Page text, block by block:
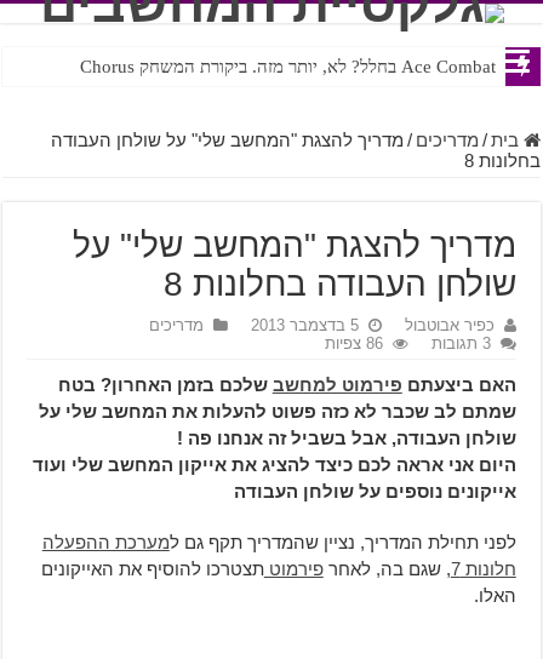
Ace Combat בחלל? לא, יותר מזה. ביקורת המשחק Chorus
Steven Universe והשירים שתורגמו בצורה נוראית לעברית
בית / מדריכים / מדריך להצגת "המחשב שלי" על שולחן העבודה
בחלונות 8
מדריך להצגת "המחשב שלי" על
שולחן העבודה בחלונות 8
כפיר אבוטבול 5 בדצמבר 2013
מדריכים
3 תגובות
86 צפיות
האם ביצעתם פירמוט למחשבשלכם בזמן האחרון? בטח
שמתם לב שכבר לא כזה פשוט להעלות את המחשב שלי על
שולחן העבודה, אבל בשביל זה אנחנו פה !
היום אני אראה לכם כיצד להציג את אייקון המחשב שלי ועוד
אייקונים נוספים על שולחן העבודה
לפני תחילת המדריך, נציין שהמדריך תקף גם למערכת ההפעלה
חלונות 7
, שגם בה, לאחר פירמוט תצטרכו להוסיף את האייקונים
האלו.